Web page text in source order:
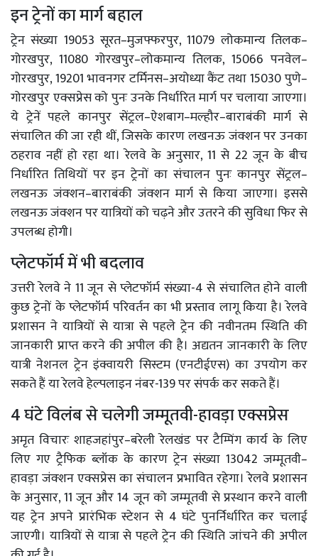
इन ट्रेनों का मार्ग बहाल
ट्रेन संख्या 19053 सूरत–मुजफ्फरपुर, 11079 लोकमान्य तिलक–
गोरखपुर, 11080 गोरखपुर–लोकमान्य तिलक, 15066 पनवेल–
गोरखपुर, 19201 भावनगर टर्मिनस–अयोध्या कैंट तथा 15030 पुणे–
गोरखपुर एक्सप्रेस को पुनः उनके निर्धारित मार्ग पर चलाया जाएगा।
ये ट्रेनें पहले कानपुर सेंट्रल–ऐशबाग–मल्हौर–बाराबंकी मार्ग से
संचालित की जा रही थीं, जिसके कारण लखनऊ जंक्शन पर उनका
ठहराव नहीं हो रहा था। रेलवे के अनुसार, 11 से 22 जून के बीच
निर्धारित तिथियों पर इन ट्रेनों का संचालन पुनः कानपुर सेंट्रल–
लखनऊ जंक्शन–बाराबंकी जंक्शन मार्ग से किया जाएगा। इससे
लखनऊ जंक्शन पर यात्रियों को चढ़ने और उतरने की सुविधा फिर से
उपलब्ध होगी।
प्लेटफॉर्म में भी बदलाव
उत्तरी रेलवे ने 11 जून से प्लेटफॉर्म संख्या-4 से संचालित होने वाली
कुछ ट्रेनों के प्लेटफॉर्म परिवर्तन का भी प्रस्ताव लागू किया है। रेलवे
प्रशासन ने यात्रियों से यात्रा से पहले ट्रेन की नवीनतम स्थिति की
जानकारी प्राप्त करने की अपील की है। अद्यतन जानकारी के लिए
यात्री नेशनल ट्रेन इंक्वायरी सिस्टम (एनटीईएस) का उपयोग कर
सकते हैं या रेलवे हेल्पलाइन नंबर-139 पर संपर्क कर सकते हैं।
4 घंटे विलंब से चलेगी जम्मूतवी-हावड़ा एक्सप्रेस
अमृत विचारः शाहजहांपुर–बरेली रेलखंड पर टैम्पिंग कार्य के लिए
लिए गए ट्रैफिक ब्लॉक के कारण ट्रेन संख्या 13042 जम्मूतवी–
हावड़ा जंक्शन एक्सप्रेस का संचालन प्रभावित रहेगा। रेलवे प्रशासन
के अनुसार, 11 जून और 14 जून को जम्मूतवी से प्रस्थान करने वाली
यह ट्रेन अपने प्रारंभिक स्टेशन से 4 घंटे पुनर्निर्धारित कर चलाई
जाएगी। यात्रियों से यात्रा से पहले ट्रेन की स्थिति जांचने की अपील